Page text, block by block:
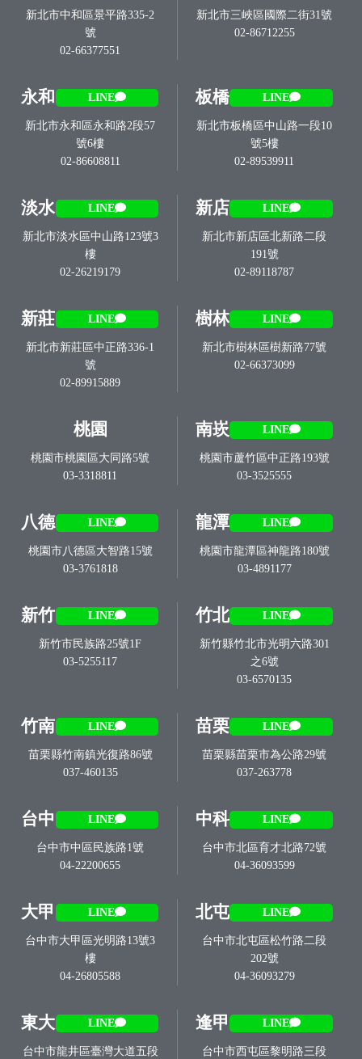
新北市中和區景平路335-2
號
02-66377551
新北市三峽區國際二街31號
02-86712255
永和 LINE
新北市永和區永和路2段57
號6樓
02-86608811
板橋 LINE
新北市板橋區中山路一段10
號5樓
02-89539911
淡水 LINE
新北市淡水區中山路123號3
樓
02-26219179
新店 LINE
新北市新店區北新路二段
191號
02-89118787
新莊 LINE
新北市新莊區中正路336-1
號
02-89915889
樹林 LINE
新北市樹林區樹新路77號
02-66373099
桃園
桃園市桃園區大同路5號
03-3318811
南崁 LINE
桃園市蘆竹區中正路193號
03-3525555
八德 LINE
桃園市八德區大智路15號
03-3761818
龍潭 LINE
桃園市龍潭區神龍路180號
03-4891177
新竹 LINE
新竹市民族路25號1F
03-5255117
竹北 LINE
新竹縣竹北市光明六路301
之6號
03-6570135
竹南 LINE
苗栗縣竹南鎮光復路86號
037-460135
苗栗 LINE
苗栗縣苗栗市為公路29號
037-263778
台中 LINE
台中市中區民族路1號
04-22200655
中科 LINE
台中市北區育才北路72號
04-36093599
大甲 LINE
台中市大甲區光明路13號3
樓
04-26805588
北屯 LINE
台中市北屯區松竹路二段
202號
04-36093279
東大 LINE
台中市龍井區臺灣大道五段
逢甲 LINE
台中市西屯區黎明路三段